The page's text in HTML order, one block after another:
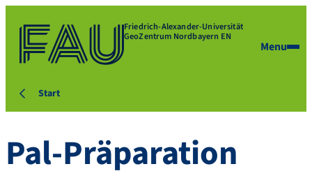
Friedrich-Alexander-Universität
GeoZentrum Nordbayern EN
Menu
Start
Pal-Präparation